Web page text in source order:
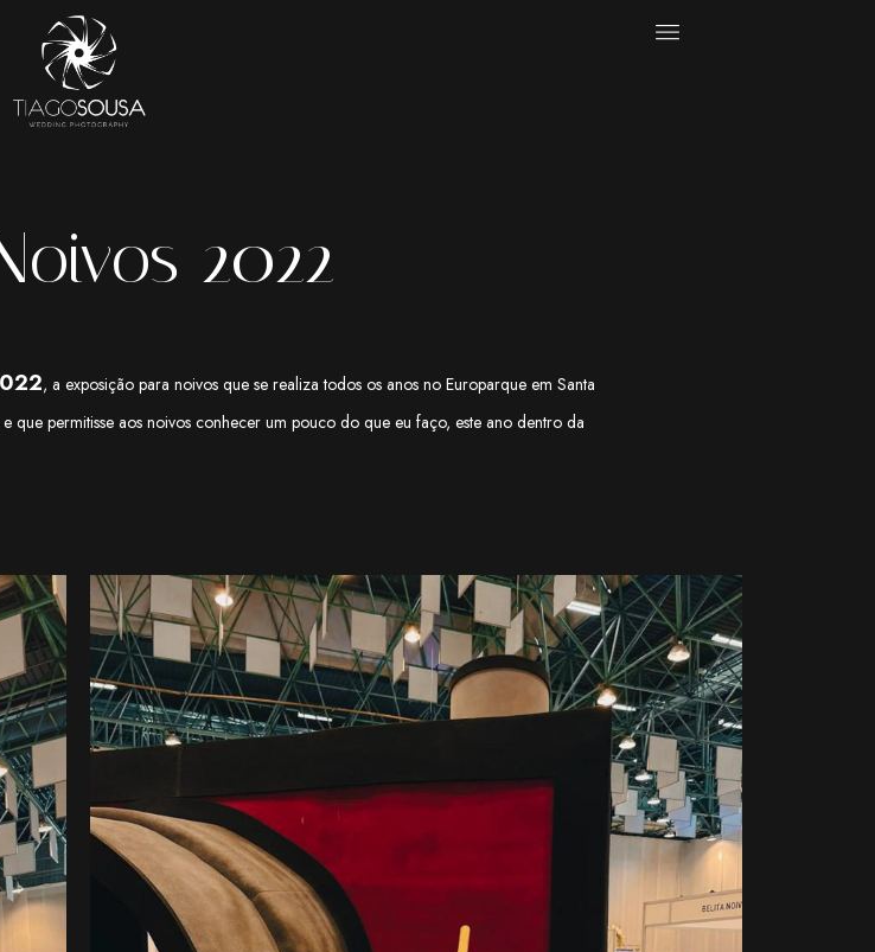
2022
, a exposição para noivos que se realiza todos os anos no Europarque em Santa
permitisse aos noivos conhecer um pouco do que eu faço, este ano dentro da